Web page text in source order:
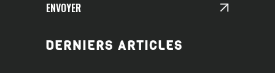
ENVOYER
DERNIERS ARTICLES